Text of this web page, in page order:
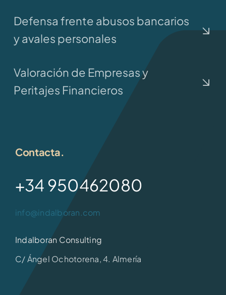
Defensa frente abusos bancarios
y avales personales
Valoración de Empresas y
Peritajes Financieros
Contacta.
+34 950462080
info@indalboran.com
Indalboran Consulting
C/ Ángel Ochotorena, 4. Almería